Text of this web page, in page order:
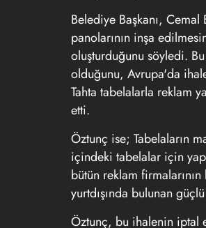
Belediye Başkanı,
panolarının inşa
oluşturduğunu söyledi.
olduğunu, Avrupa'da
Tahta tabelalarla reklam
etti.
Öztunç ise; Tabelaların
içindeki tabelalar için
bütün reklam
yurtdışında bulunan
Öztunç, bu ihalenin iptal